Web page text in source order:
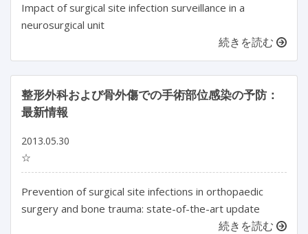
Impact of surgical site infection surveillance in a
neurosurgical unit
続きを読む
整形外科および骨外傷での手術部位感染の予防：
最新情報
2013.05.30
☆
Prevention of surgical site infections in orthopaedic
surgery and bone trauma: state-of-the-art update
続きを読む